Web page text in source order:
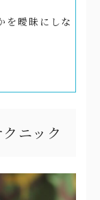
曖昧にしな
ニック